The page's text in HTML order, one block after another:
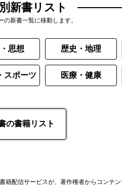
新書リスト
新書一覧に移動します。
思想 歴史・地理
スポーツ 医療・健康
の書籍リスト
籍配信サービスが、著作権者からコンテ